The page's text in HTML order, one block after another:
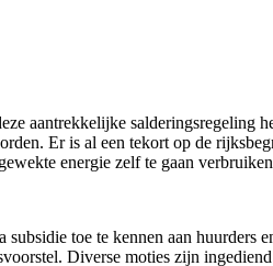
aantrekkelijke salderingsregeling
Er is al een tekort op de
energie zelf te gaan
toe te kennen aan huurders
Diverse moties zijn